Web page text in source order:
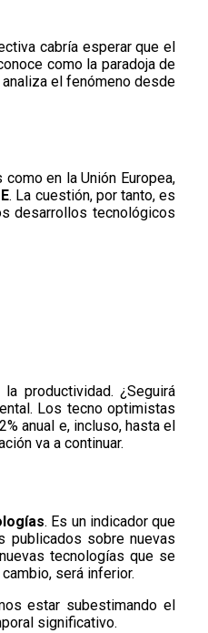
cabría esperar que el
como la paradoja de
el fenómeno desde
en la Unión Europea,
. La cuestión, por tanto, es
desarrollos tecnológicos
productividad. ¿Seguirá
Los tecno optimistas
anual e, incluso, hasta el
va a continuar.
. Es un indicador que
publicados sobre nuevas
tecnologías que se
será inferior.
estar subestimando el
significativo.